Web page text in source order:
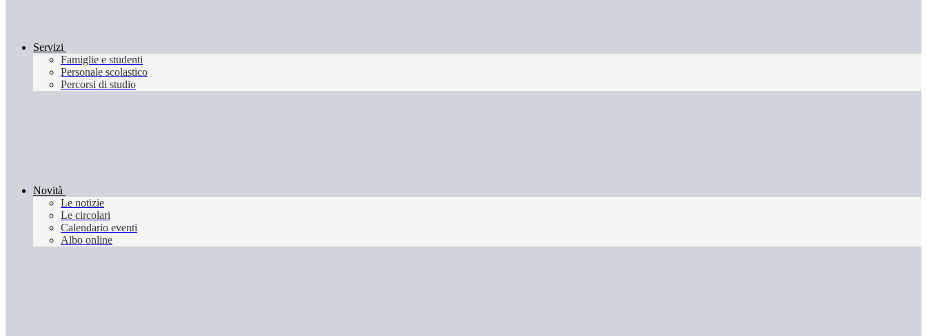
Servizi
Famiglie e studenti
Personale scolastico
Percorsi di studio
Novità
Le notizie
Le circolari
Calendario eventi
Albo online